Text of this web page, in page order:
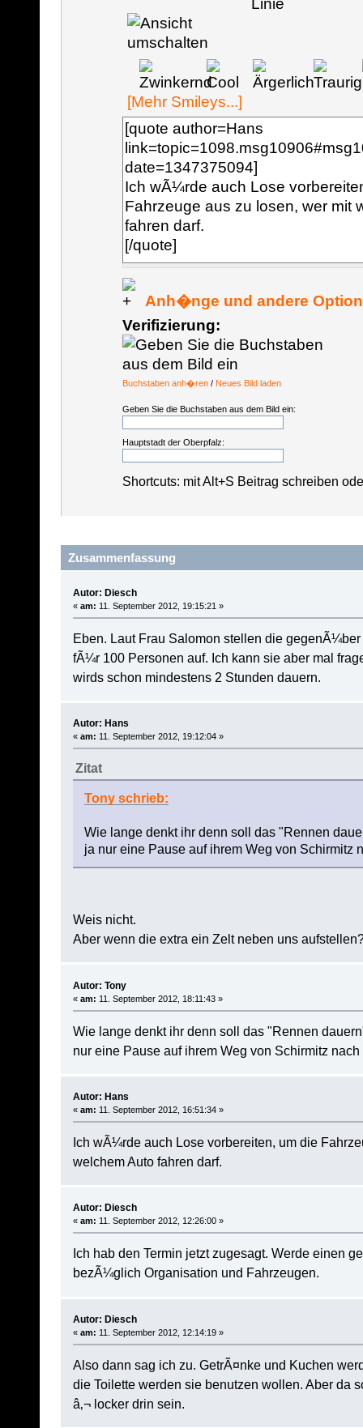
[Mehr Smileys...]
Anh�nge und andere
Verifizierung:
Buchstaben anh�ren/ Neues Bild laden
Geben Sie die Buchstaben aus dem Bild ein:
Hauptstadt der Oberpfalz:
Shortcuts: mit Alt+S Beitrag schreiben
Zusammenfassung
Autor: Diesch
« am: 11. September 2012, 19:15:21 »
Eben. Laut Frau Salomon stellen die
fÃ¼r 100 Personen auf. Ich kann sie aber mal
wirds schon mindestens 2 Stunden dauern.
Autor: Hans
« am: 11. September 2012, 19:12:04 »
Zitat
Tony schrieb:
Wie lange denkt ihr denn soll das "Rennen
ja nur eine Pause auf ihrem Weg von Schirmitz
Weis nicht.
Aber wenn die extra ein Zelt neben uns
Autor: Tony
« am: 11. September 2012, 18:11:43 »
Wie lange denkt ihr denn soll das "Rennen
nur eine Pause auf ihrem Weg von Schirmitz
Autor: Hans
« am: 11. September 2012, 16:51:34 »
Ich wÃ¼rde auch Lose vorbereiten, um die
welchem Auto fahren darf.
Autor: Diesch
« am: 11. September 2012, 12:26:00 »
Ich hab den Termin jetzt zugesagt. Werde einen
bezÃ¼glich Organisation und Fahrzeugen.
Autor: Diesch
« am: 11. September 2012, 12:14:19 »
Also dann sag ich zu. GetrÃ¤nke und Kuchen
die Toilette werden sie benutzen wollen. Aber da
â‚¬ locker drin sein.